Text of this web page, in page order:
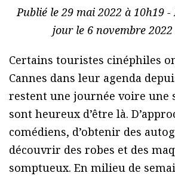
Publié le 29 mai 2022 à 10h19
jour le 6 novembre
Certains touristes cinéphiles
Cannes dans leur agenda
restent une journée voire une
sont heureux d’être là.
comédiens, d’obtenir des
découvrir des robes et des
somptueux. En milieu de